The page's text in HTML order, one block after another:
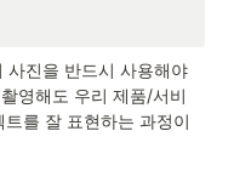
사진을 반드시 사용해야
영해도 우리 제품/서비
를 잘 표현하는 과정이